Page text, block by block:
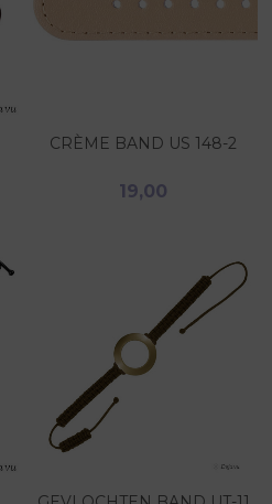
CRÈME BAND US 148-2
19,00